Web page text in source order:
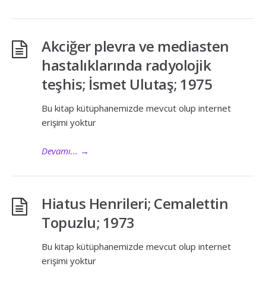
Akciğer plevra ve mediasten
hastalıklarında radyolojik
teşhis; İsmet Ulutaş; 1975
Bu kitap kütüphanemizde mevcut olup internet
erişimi yoktur
Devamı... →
Hiatus Henrileri; Cemalettin
Topuzlu; 1973
Bu kitap kütüphanemizde mevcut olup internet
erişimi yoktur